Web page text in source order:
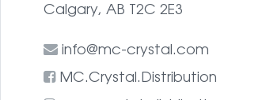
Calgary, AB T2C 2E3
info@mc-crystal.com
MC.Crystal.Distribution